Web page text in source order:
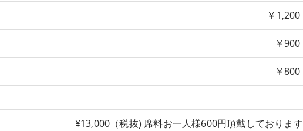
￥
￥
￥
¥13,000（税抜) 席料お一人様600円頂戴しておりま